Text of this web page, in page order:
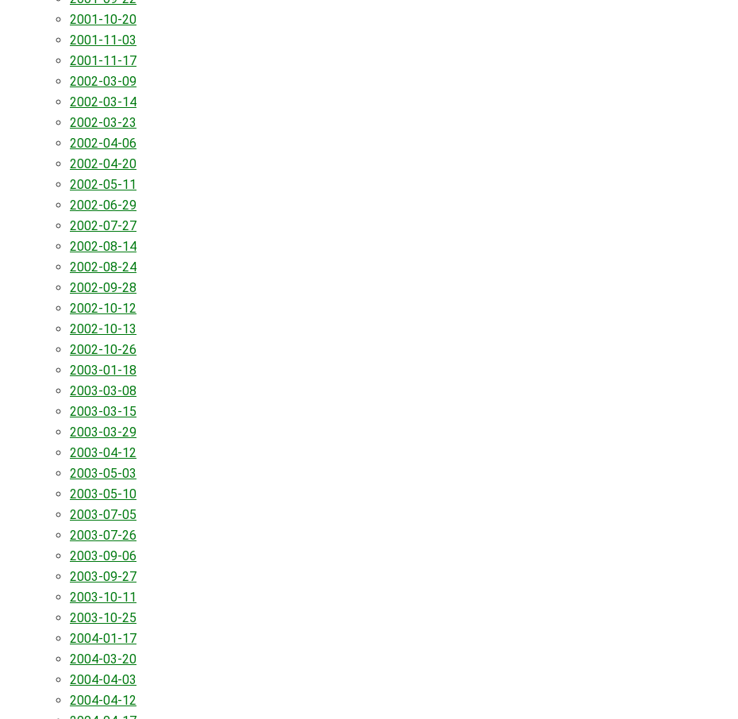
2001-10-20
2001-11-03
2001-11-17
2002-03-09
2002-03-14
2002-03-23
2002-04-06
2002-04-20
2002-05-11
2002-06-29
2002-07-27
2002-08-14
2002-08-24
2002-09-28
2002-10-12
2002-10-13
2002-10-26
2003-01-18
2003-03-08
2003-03-15
2003-03-29
2003-04-12
2003-05-03
2003-05-10
2003-07-05
2003-07-26
2003-09-06
2003-09-27
2003-10-11
2003-10-25
2004-01-17
2004-03-20
2004-04-03
2004-04-12